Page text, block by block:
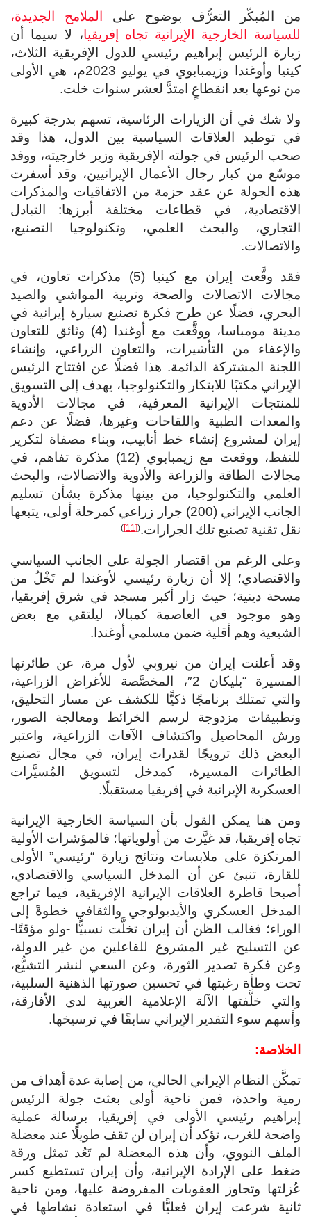
من المُبكّر التعرُّف بوضوح على الملامح الجديدة،
للسياسة الخارجية الإيرانية تجاه إفريقيا، لا سيما أن
زيارة الرئيس إبراهيم رئيسي للدول الإفريقية الثلاث،
كينيا وأوغندا وزيمبابوي في يوليو 2023م، هي الأولى
من نوعها بعد انقطاعٍ امتدَّ لعشر سنوات خلت.
ولا شك في أن الزيارات الرئاسية، تسهم بدرجة كبيرة
في توطيد العلاقات السياسية بين الدول، هذا وقد
صحب الرئيس في جولته الإفريقية وزير خارجيته، ووفد
موسّع من كبار رجال الأعمال الإيرانيين، وقد أسفرت
هذه الجولة عن عقد حزمة من الاتفاقيات والمذكرات
الاقتصادية، في قطاعات مختلفة أبرزها: التبادل
التجاري، والبحث العلمي، وتكنولوجيا التصنيع،
والاتصالات.
فقد وقَّعت إيران مع كينيا (5) مذكرات تعاون، في
مجالات الاتصالات والصحة وتربية المواشي والصيد
البحري، فضلًا عن طرح فكرة تصنيع سيارة إيرانية في
مدينة مومباسا، ووقَّعت مع أوغندا (4) وثائق للتعاون
والإعفاء من التأشيرات، والتعاون الزراعي، وإنشاء
اللجنة المشتركة الدائمة. هذا فضلًا عن افتتاح الرئيس
الإيراني مكتبًا للابتكار والتكنولوجيا، يهدف إلى التسويق
للمنتجات الإيرانية المعرفية، في مجالات الأدوية
والمعدات الطبية واللقاحات وغيرها، فضلًا عن دعم
إيران لمشروع إنشاء خط أنابيب، وبناء مصفاة لتكرير
للنفط، ووقعت مع زيمبابوي (12) مذكرة تفاهم، في
مجالات الطاقة والزراعة والأدوية والاتصالات، والبحث
العلمي والتكنولوجيا، من بينها مذكرة بشأن تسليم
الجانب الإيراني (200) جرار زراعي كمرحلة أولى، يتبعها
نقل تقنية تصنيع تلك الجرارات.(
[11]
)
وعلى الرغم من اقتصار الجولة على الجانب السياسي
والاقتصادي؛ إلا أن زيارة رئيسي لأوغندا لم تَخْلُ من
مسحة دينية؛ حيث زار أكبر مسجد في شرق إفريقيا،
وهو موجود في العاصمة كمبالا، ليلتقي مع بعض
الشيعية وهم أقلية ضمن مسلمي أوغندا.
وقد أعلنت إيران من نيروبي لأول مرة، عن طائرتها
المسيرة “بليكان 2″، المخصَّصة للأغراض الزراعية،
والتي تمتلك برنامجًا ذكيًّا للكشف عن مسار التحليق،
وتطبيقات مزدوجة لرسم الخرائط ومعالجة الصور،
ورش المحاصيل واكتشاف الآفات الزراعية، واعتبر
البعض ذلك ترويجًا لقدرات إيران، في مجال تصنيع
الطائرات المسيرة، كمدخل لتسويق المُسيَّرات
العسكرية الإيرانية في إفريقيا مستقبلًا.
ومن هنا يمكن القول بأن السياسة الخارجية الإيرانية
تجاه إفريقيا، قد غيَّرت من أولوياتها؛ فالمؤشرات الأولية
المرتكزة على ملابسات ونتائج زيارة “رئيسي” الأولى
للقارة، تنبئ عن أن المدخل السياسي والاقتصادي،
أصبحا قاطرة العلاقات الإيرانية الإفريقية، فيما تراجع
المدخل العسكري والأيديولوجي والثقافي خطوةً إلى
الوراء؛ فغالب الظن أن إيران تخلَّت نسبيًّا -ولو مؤقتًا-
عن التسليح غير المشروع للفاعلين من غير الدولة،
وعن فكرة تصدير الثورة، وعن السعي لنشر التشيُّع،
تحت وطأة رغبتها في تحسين صورتها الذهنية السلبية،
والتي خلَّفتها الآلة الإعلامية الغربية لدى الأفارقة،
وأسهم سوء التقدير الإيراني سابقًا في ترسيخها.
الخلاصة:
تمكَّن النظام الإيراني الحالي، من إصابة عدة أهداف من
رمية واحدة، فمن ناحية أولى بعثت جولة الرئيس
إبراهيم رئيسي الأولى في إفريقيا، برسالة عملية
واضحة للغرب، تؤكد أن إيران لن تقف طويلًا عند معضلة
الملف النووي، وأن هذه المعضلة لم تَعُد تمثل ورقة
ضغط على الإرادة الإيرانية، وأن إيران تستطيع كسر
عُزلتها وتجاوز العقوبات المفروضة عليها، ومن ناحية
ثانية شرعت إيران فعليًّا في استعادة نشاطها في